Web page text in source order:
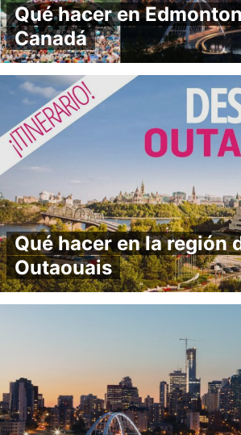
Qué hacer en
Canadá
Qué hacer en la región
Outaouais